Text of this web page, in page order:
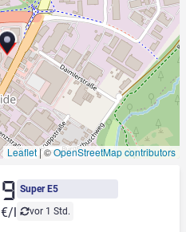
Leaflet|©OpenStreetMap contributors
Super E5
vor 1 Std.
9
€/l